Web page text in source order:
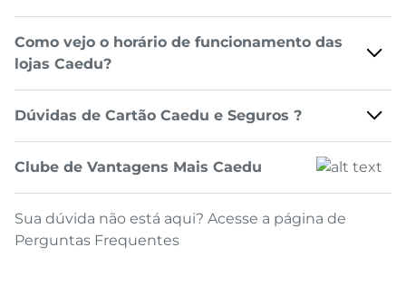
Como vejo o horário de funcionamento das
lojas Caedu?
Dúvidas de Cartão Caedu e Seguros ?
Clube de Vantagens Mais Caedu
Sua dúvida não está aqui? Acesse a página de
Perguntas Frequentes